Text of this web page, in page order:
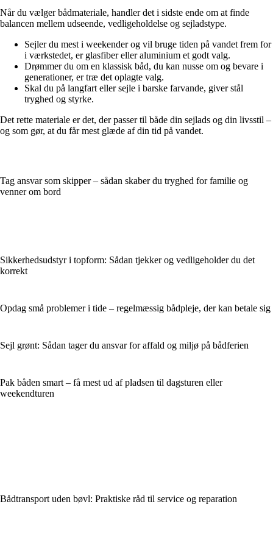
Når du vælger bådmateriale, handler det i sidste ende om at finde
balancen mellem udseende, vedligeholdelse og sejladstype.
Sejler du mest i weekender og vil bruge tiden på vandet frem for
i værkstedet, er glasfiber eller aluminium et godt valg.
Drømmer du om en klassisk båd, du kan nusse om og bevare i
generationer, er træ det oplagte valg.
Skal du på langfart eller sejle i barske farvande, giver stål
tryghed og styrke.
Det rette materiale er det, der passer til både din sejlads og din livsstil –
og som gør, at du får mest glæde af din tid på vandet.
Tag ansvar som skipper – sådan skaber du tryghed for familie og
venner om bord
Sikkerhedsudstyr i topform: Sådan tjekker og vedligeholder du det
korrekt
Opdag små problemer i tide – regelmæssig bådpleje, der kan betale sig
Sejl grønt: Sådan tager du ansvar for affald og miljø på bådferien
Pak båden smart – få mest ud af pladsen til dagsturen eller
weekendturen
Bådtransport uden bøvl: Praktiske råd til service og reparation